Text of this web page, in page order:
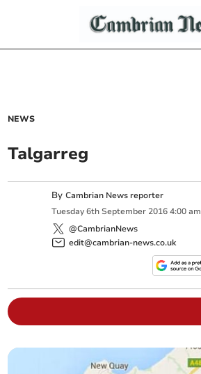
NEWS
Talgarreg
ByCambrian News reporter
Tuesday 6th September 2016 4:00 am
@CambrianNews
edit@cambrian-news.co.uk